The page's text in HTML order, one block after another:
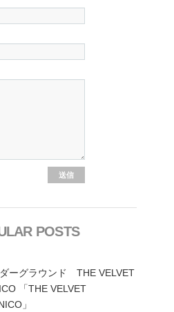
POSTS
ーグラウンド THE VELVET
「THE VELVET
」